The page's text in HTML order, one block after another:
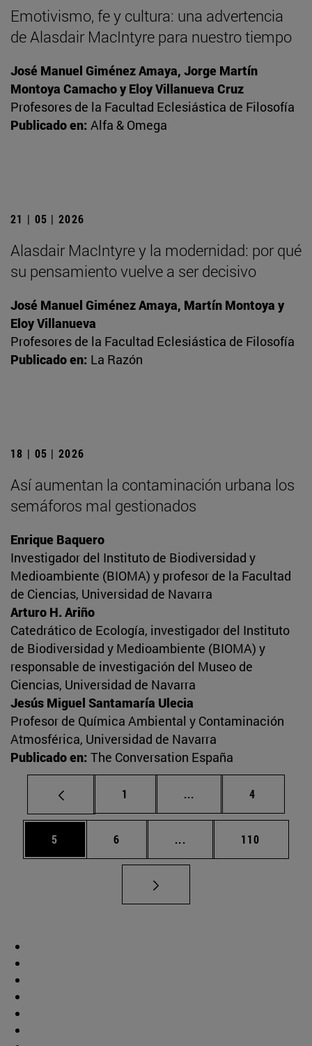
Emotivismo, fe y cultura: una advertencia
de Alasdair MacIntyre para nuestro tiempo
José Manuel Giménez Amaya, Jorge Martín
Montoya Camacho y Eloy Villanueva Cruz
Profesores de la Facultad Eclesiástica de Filosofía
Publicado en: Alfa & Omega
21 | 05 | 2026
Alasdair MacIntyre y la modernidad: por qué
su pensamiento vuelve a ser decisivo
José Manuel Giménez Amaya, Martín Montoya y
Eloy Villanueva
Profesores de la Facultad Eclesiástica de Filosofía
Publicado en: La Razón
18 | 05 | 2026
Así aumentan la contaminación urbana los
semáforos mal gestionados
Enrique Baquero
Investigador del Instituto de Biodiversidad y
Medioambiente (BIOMA) y profesor de la Facultad
de Ciencias, Universidad de Navarra
Arturo H. Ariño
Catedrático de Ecología, investigador del Instituto
de Biodiversidad y Medioambiente (BIOMA) y
responsable de investigación del Museo de
Ciencias, Universidad de Navarra
Jesús Miguel Santamaría Ulecia
Profesor de Química Ambiental y Contaminación
Atmosférica, Universidad de Navarra
Publicado en: The Conversation España
Página
1 ... Páginas intermedias
Página
4
Página
5 Página
6 ... Páginas intermedias
Página
110